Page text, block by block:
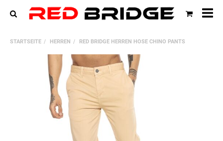
STARTSEITE HERREN RED BRIDGE HERREN HOSE CHINO PANTS